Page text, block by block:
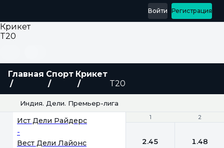
Регистрация
Войти
Крикет
T20
Главная Спорт Крикет
T20
Индия. Дели. Премьер-лига
1 2
Ист Дели Райдерс
-
Вест Дели Лайонс
1 2
2.45 1.48